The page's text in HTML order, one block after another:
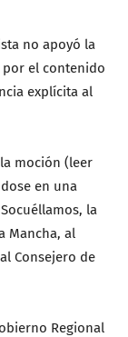
no apoyó la
el contenido
explícita al
moción (leer
en una
la
Mancha, al
Consejero de
Regional